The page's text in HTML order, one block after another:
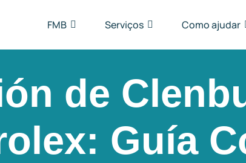
FMB Serviços Como ajudar
de
Guía